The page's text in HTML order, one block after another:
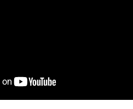
concursului de
funcții publice
Carpinet -